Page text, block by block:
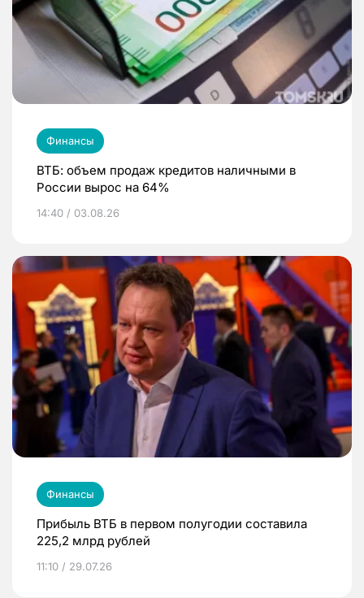
Финансы
ВТБ: объем продаж кредитов наличными в
России вырос на 64%
14:40 / 03.08.26
Финансы
Прибыль ВТБ в первом полугодии составила
225,2 млрд рублей
11:10 / 29.07.26